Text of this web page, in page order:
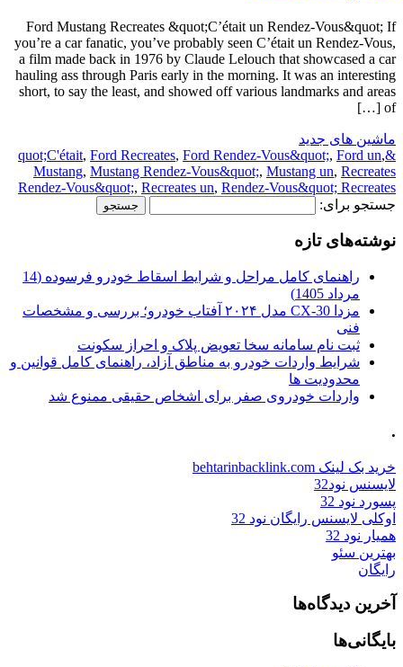
Ford Mustang Recreates &quot;C’était un Rendez-Vous&quot; If
you’re a car fanatic, you’ve probably seen C’était un Rendez-Vous,
a film made back in 1976 by Claude Lelouch that showcased a car
hauling ass through Paris early in the morning. It was an interesting
short, to say the least, and showed off various landmarks and areas
of […]
ماشین های جدید
&quot;C'était
, Ford Recreates, Ford Rendez-Vous&quot;, Ford un,
Mustang, Mustang Rendez-Vous&quot;, Mustang un, Recreates
Rendez-Vous&quot;, Recreates un, Rendez-Vous&quot; Recreates
جستجو برای:
نوشته‌های تازه
راهنمای کامل مراحل و شرایط اسقاط خودرو فرسوده (14
مرداد 1405)
مزدا CX-30 مدل ۲۰۲۴ آفتاب خودرو؛ بررسی و مشخصات
فنی
ثبت نام سامانه سخا تعویض پلاک و احراز سکونت
شرایط واردات خودرو به مناطق آزاد، راهنمای کامل قوانین و
محدودیت ها
واردات خودروی صفر برای اشخاص حقیقی ممنوع شد
.
خرید بک لینک behtarinbacklink.com
لایسنس نود32
پسورد نود 32
اوکلی لایسنس رایگان نود 32
همیار نود 32
بهترین سئو
رایگان
آخرین دیدگاه‌ها
بایگانی‌ها